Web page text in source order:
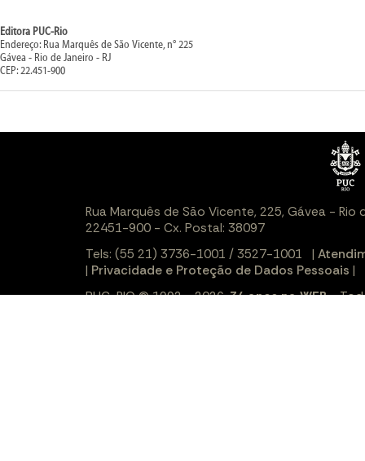
Editora PUC-Rio
Endereço: Rua Marquês de São Vicente, n° 225
Gávea - Rio de Janeiro - RJ
CEP: 22.451-900